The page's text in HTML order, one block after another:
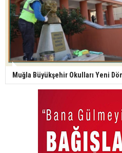
Muğla Büyükşehir Okulları Yeni